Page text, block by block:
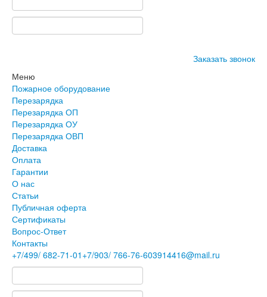
Заказать звонок
Меню
Пожарное оборудование
Перезарядка
Перезарядка ОП
Перезарядка ОУ
Перезарядка ОВП
Доставка
Оплата
Гарантии
О нас
Статьи
Публичная оферта
Сертификаты
Вопрос-Ответ
Контакты
+7/499/ 682-71-01 +7/903/ 766-76-603914416@mail.ru